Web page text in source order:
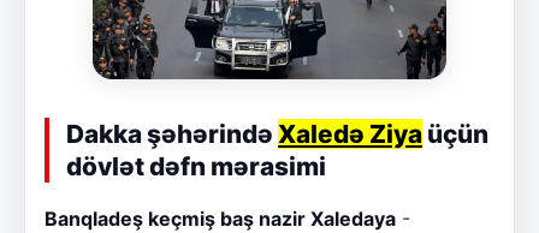
Dakka şəhərində Xaledə Ziya üçün
dövlət dəfn mərasimi
Banqladeş keçmiş baş nazir Xaledaya -